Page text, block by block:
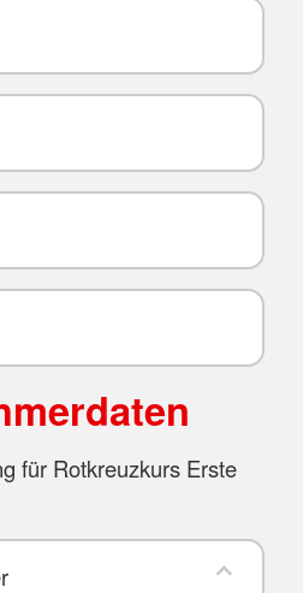
für Rotkreuzkurs Erste